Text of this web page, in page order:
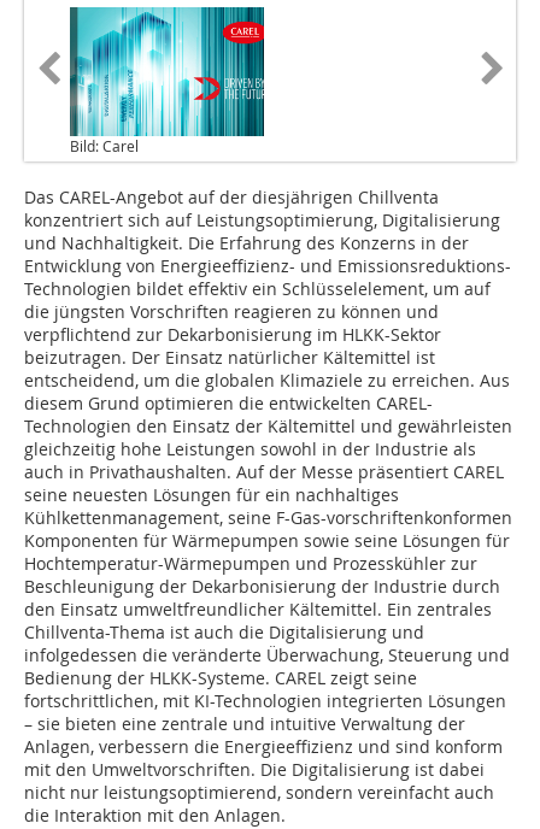
Bild: Carel
Das CAREL-Angebot auf der diesjährigen Chillventa
konzentriert sich auf Leistungsoptimierung, Digitalisierung
und Nachhaltigkeit. Die Erfahrung des Konzerns in der
Entwicklung von Energieeffizienz- und Emissionsreduktions-
Technologien bildet effektiv ein Schlüsselelement, um auf
die jüngsten Vorschriften reagieren zu können und
verpflichtend zur Dekarbonisierung im HLKK-Sektor
beizutragen. Der Einsatz natürlicher Kältemittel ist
entscheidend, um die globalen Klimaziele zu erreichen. Aus
diesem Grund optimieren die entwickelten CAREL-
Technologien den Einsatz der Kältemittel und gewährleisten
gleichzeitig hohe Leistungen sowohl in der Industrie als
auch in Privathaushalten. Auf der Messe präsentiert CAREL
seine neuesten Lösungen für ein nachhaltiges
Kühlkettenmanagement, seine F-Gas-vorschriftenkonformen
Komponenten für Wärmepumpen sowie seine Lösungen für
Hochtemperatur-Wärmepumpen und Prozesskühler zur
Beschleunigung der Dekarbonisierung der Industrie durch
den Einsatz umweltfreundlicher Kältemittel. Ein zentrales
Chillventa-Thema ist auch die Digitalisierung und
infolgedessen die veränderte Überwachung, Steuerung und
Bedienung der HLKK-Systeme. CAREL zeigt seine
fortschrittlichen, mit KI-Technologien integrierten Lösungen
– sie bieten eine zentrale und intuitive Verwaltung der
Anlagen, verbessern die Energieeffizienz und sind konform
mit den Umweltvorschriften. Die Digitalisierung ist dabei
nicht nur leistungsoptimierend, sondern vereinfacht auch
die Interaktion mit den Anlagen.